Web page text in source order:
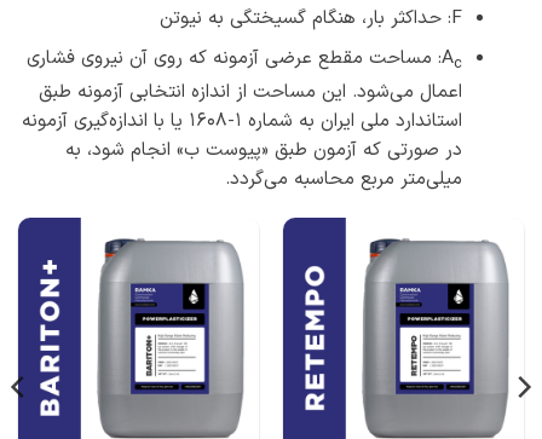
F: حداکثر بار، هنگام گسیختگی به نیوتن
Ac : مساحت مقطع عرضی آزمونه که روی آن نیروی فشاری
اعمال می‌شود. این مساحت از اندازه انتخابی آزمونه طبق
استاندارد ملی ایران به شماره 1-1608 یا با اندازه‌گیری آزمونه
در صورتی که آزمون طبق «پیوست ب» انجام شود، به
میلی‌متر مربع محاسبه می‌گردد.